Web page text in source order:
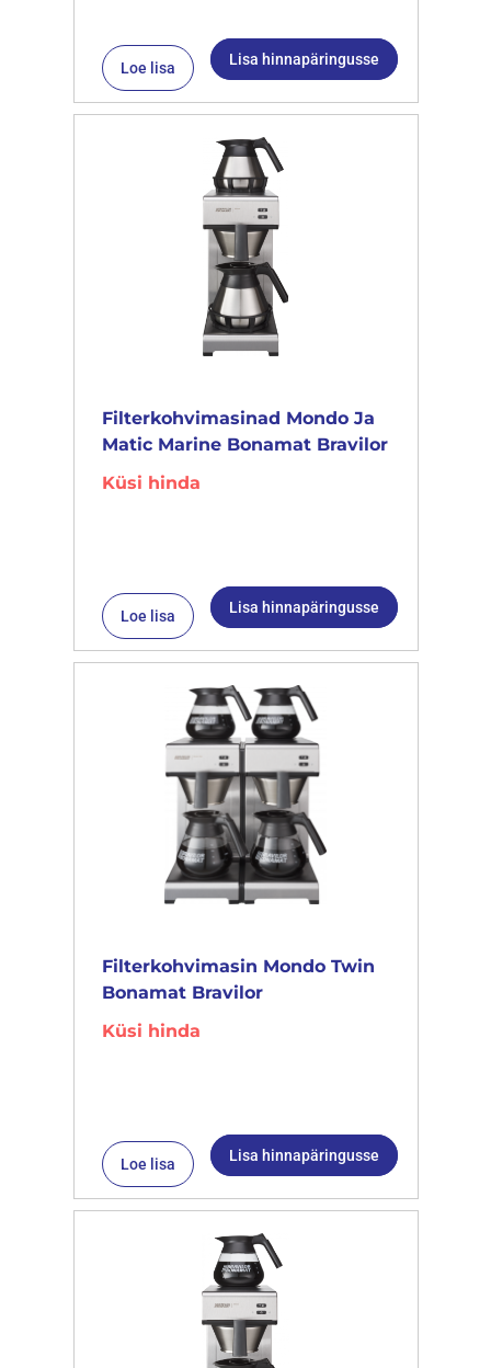
Loe lisa Lisa hinnapäringusse
Filterkohvimasinad Mondo Ja
Matic Marine Bonamat Bravilor
Küsi hinda
Loe lisa Lisa hinnapäringusse
Filterkohvimasin Mondo Twin
Bonamat Bravilor
Küsi hinda
Loe lisa Lisa hinnapäringusse